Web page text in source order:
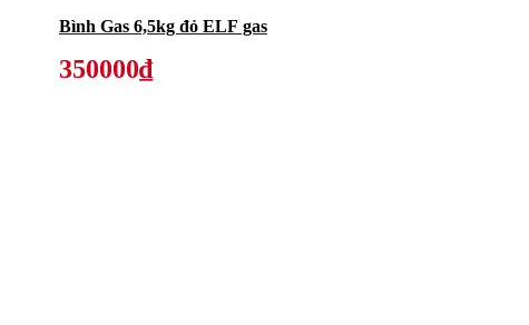
Bình Gas 6,5kg đỏ ELF gas
350000₫